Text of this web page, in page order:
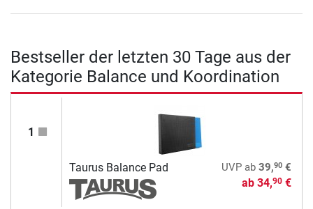
Bestseller der letzten 30 Tage aus der
Kategorie Balance und Koordination
1
Taurus Balance Pad UVPab 39,90€
ab 34,90€